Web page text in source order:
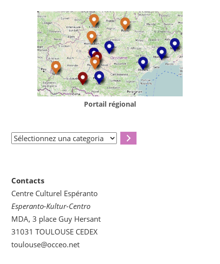
Portail régional
Sélectionnez
Contacts
Centre Culturel Espéranto
Esperanto-Kultur-Centro
MDA, 3 place Guy Hersant
31031 TOULOUSE CEDEX
toulouse@occeo.net